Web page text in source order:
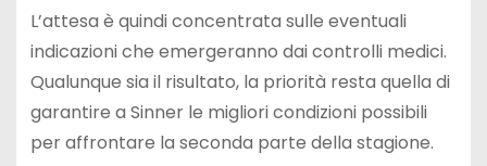
L’attesa è quindi concentrata sulle eventuali
indicazioni che emergeranno dai controlli medici.
Qualunque sia il risultato, la priorità resta quella di
garantire a Sinner le migliori condizioni possibili
per affrontare la seconda parte della stagione.